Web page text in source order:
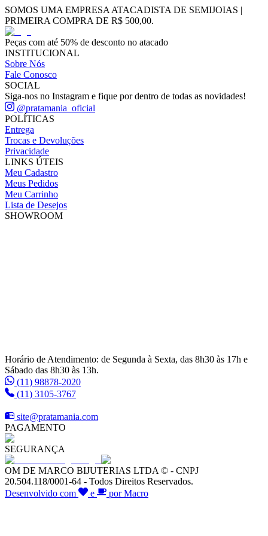
SOMOS UMA EMPRESA ATACADISTA DE SEMIJOIAS |
PRIMEIRA COMPRA DE R$ 500,00.
Peças com até 50% de desconto no atacado
INSTITUCIONAL
Sobre Nós
Fale Conosco
SOCIAL
Siga-nos no Instagram e fique por dentro de todas as novidades!
@pratamania_oficial
POLÍTICAS
Entrega
Trocas e Devoluções
Privacidade
LINKS ÚTEIS
Meu Cadastro
Meus Pedidos
Meu Carrinho
Lista de Desejos
SHOWROOM
Horário de Atendimento: de Segunda à Sexta, das 8h30 às 17h e
Sábado das 8h30 às 13h.
(11) 98878-2020
(11) 3105-3767
site@pratamania.com
PAGAMENTO
SEGURANÇA
OM DE MARCO BIJUTERIAS LTDA © - CNPJ
20.504.118/0001-64 - Todos Direitos Reservados.
Desenvolvido com
e por Macro